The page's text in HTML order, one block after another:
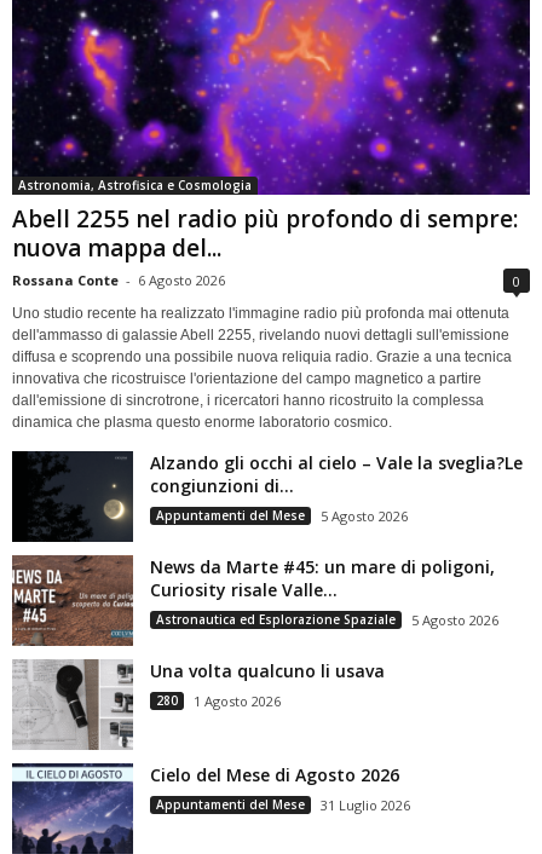
Astronomia, Astrofisica e Cosmologia
Abell 2255 nel radio più profondo di sempre:
nuova mappa del...
Rossana Conte - 6 Agosto 2026 0
Uno studio recente ha realizzato l'immagine radio più profonda mai ottenuta
dell'ammasso di galassie Abell 2255, rivelando nuovi dettagli sull'emissione
diffusa e scoprendo una possibile nuova reliquia radio. Grazie a una tecnica
innovativa che ricostruisce l'orientazione del campo magnetico a partire
dall'emissione di sincrotrone, i ricercatori hanno ricostruito la complessa
dinamica che plasma questo enorme laboratorio cosmico.
Alzando gli occhi al cielo – Vale la sveglia?Le
congiunzioni di...
Appuntamenti del Mese 5 Agosto 2026
News da Marte #45: un mare di poligoni,
Curiosity risale Valle...
Astronautica ed Esplorazione Spaziale 5 Agosto 2026
Una volta qualcuno li usava
280 1 Agosto 2026
Cielo del Mese di Agosto 2026
Appuntamenti del Mese 31 Luglio 2026